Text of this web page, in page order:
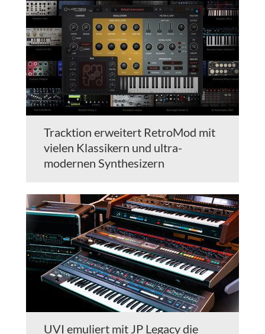
Tracktion erweitert RetroMod mit
vielen Klassikern und ultra-
modernen Synthesizern
UVI emuliert mit JP Legacy die